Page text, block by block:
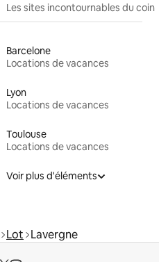
Les sites incontournables du coin
Barcelone
Locations de vacances
Lyon
Locations de vacances
Toulouse
Locations de vacances
Voir plus d'éléments
Lot Lavergne